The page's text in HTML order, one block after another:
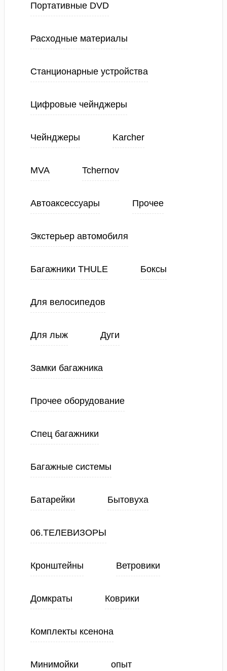
Портативные DVD
Расходные материалы
Станционарные устройства
Цифровые чейнджеры
Чейнджеры Karcher
MVA Tchernov
Автоаксессуары Прочее
Экстерьер автомобиля
Багажники THULE Боксы
Для велосипедов
Для лыж Дуги
Замки багажника
Прочее оборудование
Спец багажники
Багажные системы
Батарейки Бытовуха
06.ТЕЛЕВИЗОРЫ
Кронштейны Ветровики
Домкраты Коврики
Комплекты ксенона
Минимойки опыт